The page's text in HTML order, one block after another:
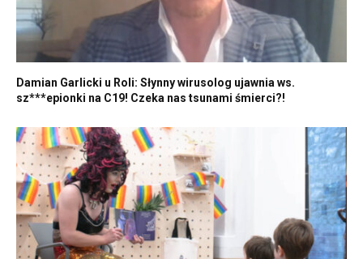
Damian Garlicki u Roli: Słynny wirusolog ujawnia ws.
sz***epionki na C19! Czeka nas tsunami śmierci?!